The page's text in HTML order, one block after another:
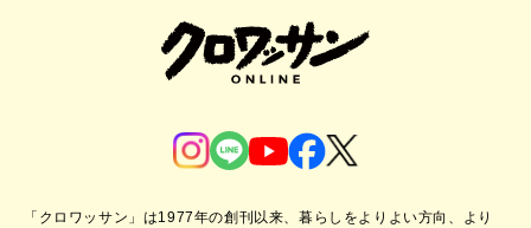
「クロワッサン」は1977年の創刊以来、暮らしをよりよい方向、より